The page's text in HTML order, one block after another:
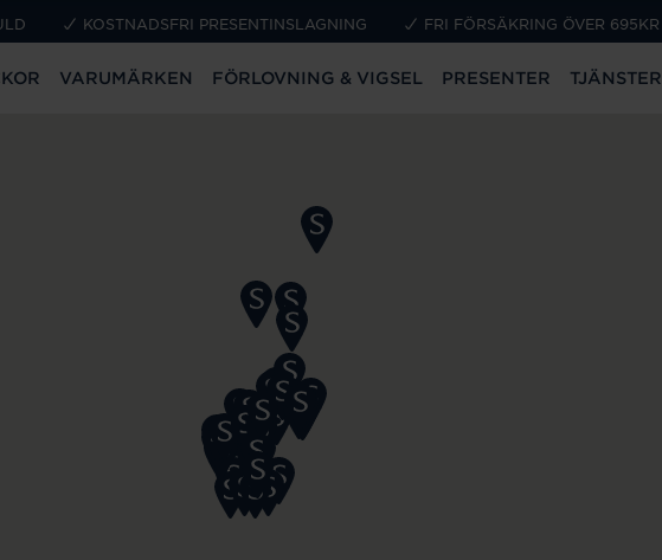
KOSTNADSFRI PRESENTINSLAGNING FRI FÖRSÄKRING ÖVER 695KR
VARUMÄRKEN FÖRLOVNING & VIGSEL PRESENTER TJÄNSTER